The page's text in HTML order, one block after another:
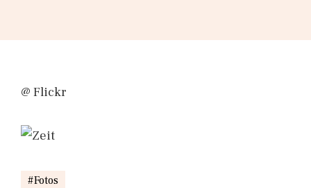
@ Flickr
Fotos